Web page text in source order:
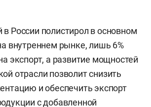
России полистирол в основном
внутреннем рынке, лишь 6%
экспорт, а развитие мощностей
отрасли позволит снизить
и обеспечить экспорт
с добавленной